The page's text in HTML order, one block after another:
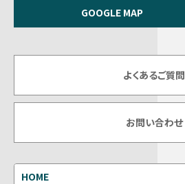
GOOGLE MAP
よくあるご質問
お問い合わせ
HOME